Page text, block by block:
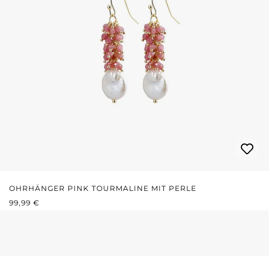
OHRHÄNGER PINK TOURMALINE MIT PERLE
REGULÄRER PREIS:
99,99 €